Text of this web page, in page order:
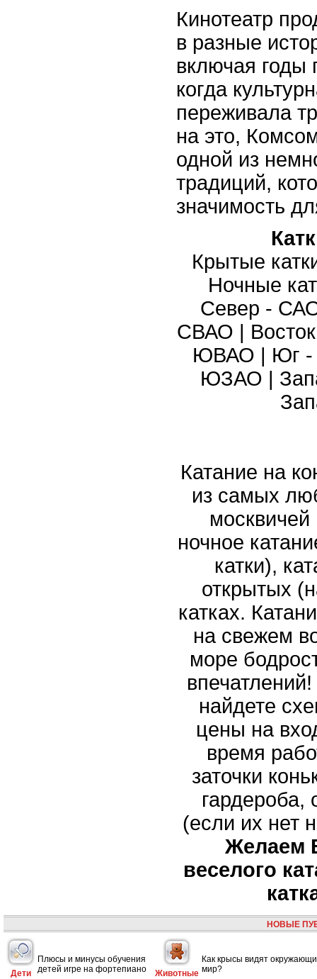
Кинотеатр
в разные
включая годы
когда
переживала
на это,
одной из
традиций,
значимость
Крытые
Ночные
Север -
СВАО
ЮВАО
Юг
ЮЗАО
Катание на
из самых
ночное
катки),
открытых
катках.
на свежем
море
найдете
цены на
время
заточки
(если их нет
Желаем
веселого
НОВЫЕ
Дети
Плюсы и минусы обучения
детей игре на фортепиано
Животные
Как крысы видят
мир?